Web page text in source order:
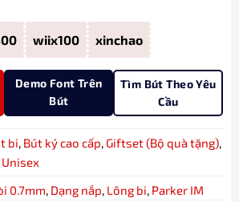
wiix100 xinchao
Demo Font Trên
Bút
Tìm Bút Theo Yêu
Cầu
bi, Bút ký cao cấp, Giftset (Bộ quà tặng),
Unisex
0.7mm, Dạng nắp, Lông bi, Parker IM